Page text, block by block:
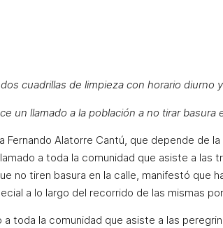
cuadrillas de limpieza con horario diurno
un llamado a la población a no tirar basura
Fernando Alatorre Cantú, que depende de
a toda la comunidad que asiste a las
no tiren basura en la calle, manifestó que
a lo largo del recorrido de las mismas
a toda la comunidad que asiste a las